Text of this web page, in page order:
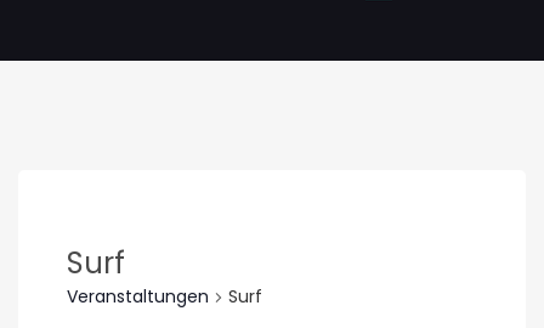
Surf
Veranstaltungen Surf